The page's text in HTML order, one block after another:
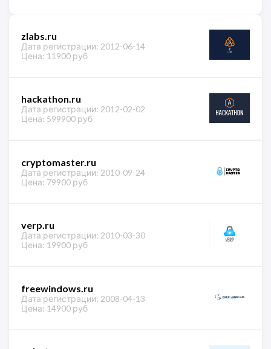
zlabs.ru
Дата регистрации: 2012-06-14
Цена: 11900 руб
hackathon.ru
Дата регистрации: 2012-02-02
Цена: 599900 руб
cryptomaster.ru
Дата регистрации: 2010-09-24
Цена: 79900 руб
verp.ru
Дата регистрации: 2010-03-30
Цена: 19900 руб
freewindows.ru
Дата регистрации: 2008-04-13
Цена: 14900 руб